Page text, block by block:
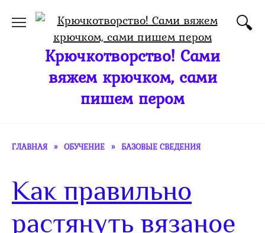
Перейти
содержанию
Крючкотворство! Сами
вяжем крючком, сами
пишем пером
ГЛАВНАЯ » ОБУЧЕНИЕ » БАЗОВЫЕ СВЕДЕНИЯ
Как правильно
растянуть вязаное